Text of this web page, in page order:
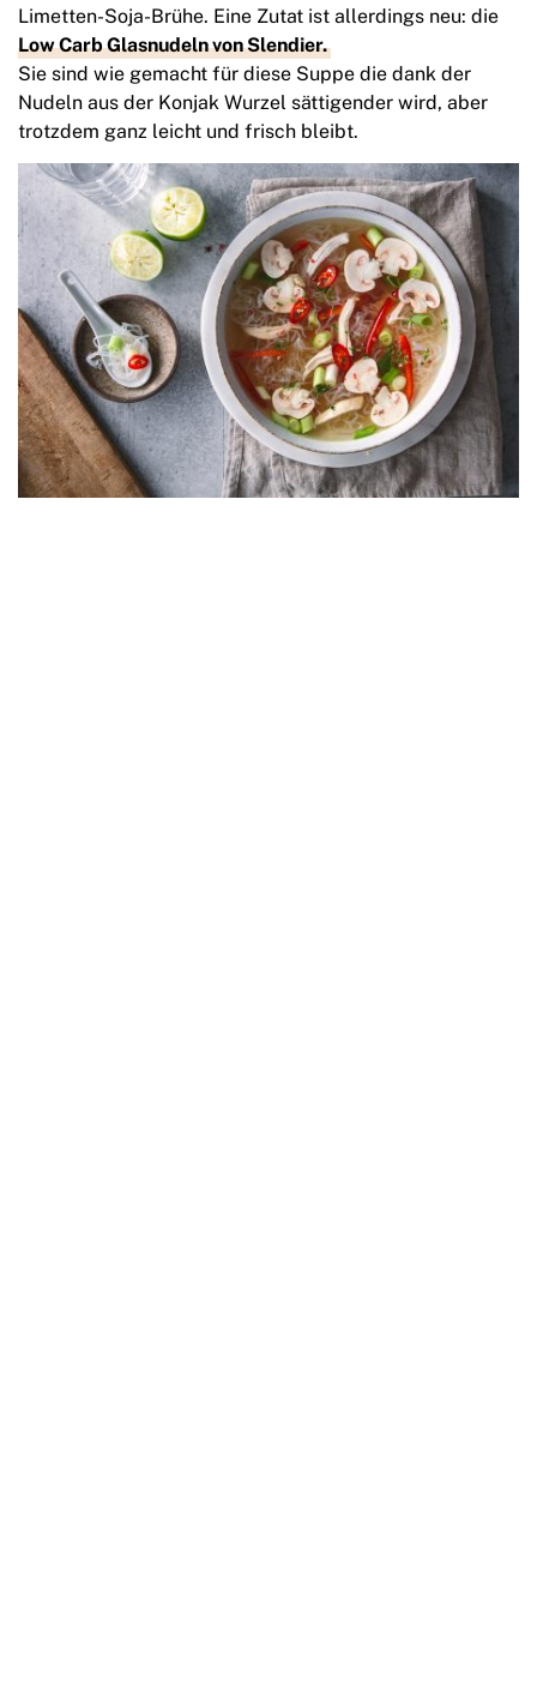
Limetten-Soja-Brühe. Eine Zutat ist allerdings neu: die
Low Carb Glasnudeln von Slendier.
Sie sind wie gemacht für diese Suppe die dank der
Nudeln aus der Konjak Wurzel sättigender wird, aber
trotzdem ganz leicht und frisch bleibt.